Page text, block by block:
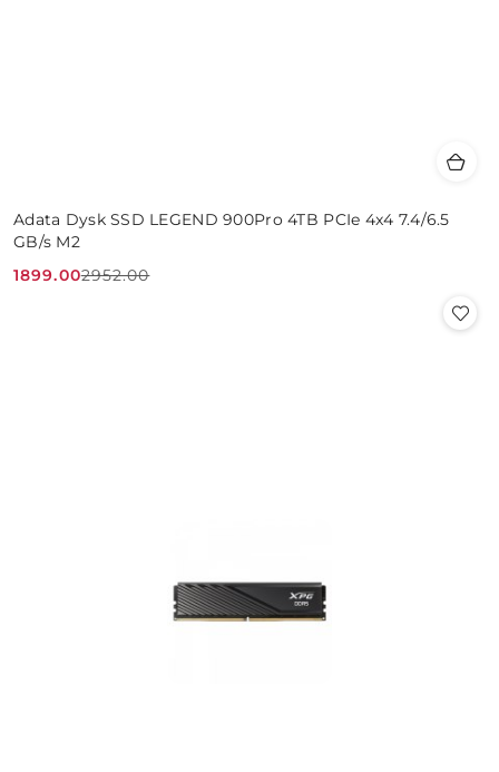
Adata Dysk SSD LEGEND 900Pro 4TB PCIe 4x4 7.4/6.5
GB/s M2
Cena
1899.00
Cena
2952.00